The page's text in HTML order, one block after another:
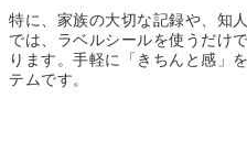
特に、 家族の大切な記録や、知
では、ラベルシールを使うだけ
ります。手軽に「きちんと感」
テムです。